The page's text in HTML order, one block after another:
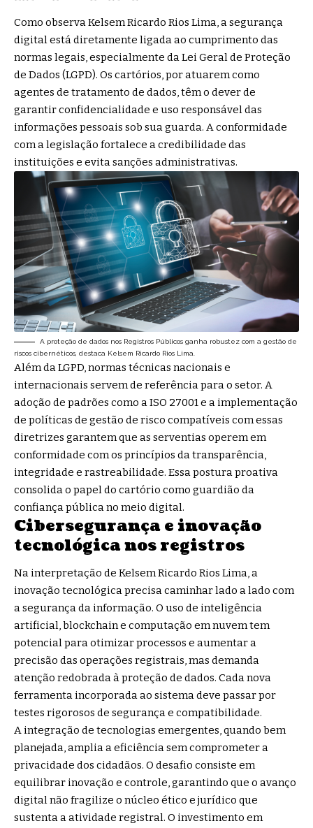
Como observa Kelsem Ricardo Rios Lima, a segurança
digital está diretamente ligada ao cumprimento das
normas legais, especialmente da Lei Geral de Proteção
de Dados (LGPD). Os cartórios, por atuarem como
agentes de tratamento de dados, têm o dever de
garantir confidencialidade e uso responsável das
informações pessoais sob sua guarda. A conformidade
com a legislação fortalece a credibilidade das
instituições e evita sanções administrativas.
A proteção de dados nos Registros Públicos ganha robustez com a gestão de
riscos cibernéticos, destaca Kelsem Ricardo Rios Lima.
Além da LGPD, normas técnicas nacionais e
internacionais servem de referência para o setor. A
adoção de padrões como a ISO 27001 e a implementação
de políticas de gestão de risco compatíveis com essas
diretrizes garantem que as serventias operem em
conformidade com os princípios da transparência,
integridade e rastreabilidade. Essa postura proativa
consolida o papel do cartório como guardião da
confiança pública no meio digital.
Cibersegurança e inovação
tecnológica nos registros
Na interpretação de Kelsem Ricardo Rios Lima, a
inovação tecnológica precisa caminhar lado a lado com
a segurança da informação. O uso de inteligência
artificial, blockchain e computação em nuvem tem
potencial para otimizar processos e aumentar a
precisão das operações registrais, mas demanda
atenção redobrada à proteção de dados. Cada nova
ferramenta incorporada ao sistema deve passar por
testes rigorosos de segurança e compatibilidade.
A integração de tecnologias emergentes, quando bem
planejada, amplia a eficiência sem comprometer a
privacidade dos cidadãos. O desafio consiste em
equilibrar inovação e controle, garantindo que o avanço
digital não fragilize o núcleo ético e jurídico que
sustenta a atividade registral. O investimento em